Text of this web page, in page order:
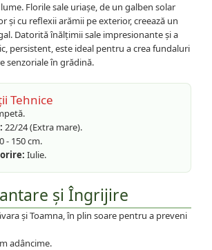
Florile sale uriașe, de un galben solar
și cu reflexii arămii pe exterior, creează un
Datorită înălțimii sale impresionante și a
persistent, este ideal pentru a crea fundaluri
senzoriale în grădină.
Tehnice
22/24 (Extra mare).
- 150 cm.
Iulie.
și Îngrijire
și Toamna, în plin soare pentru a preveni
adâncime.